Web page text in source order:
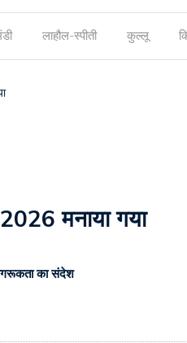
लाहौल-स्पीती कुल्लू
मनाया गया
का संदेश